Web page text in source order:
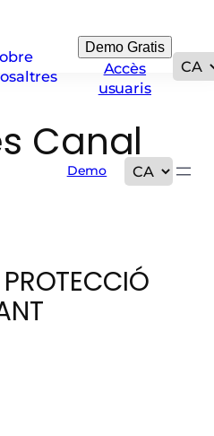
Demo Gratis
Accès
usuaris
Demo
Canal